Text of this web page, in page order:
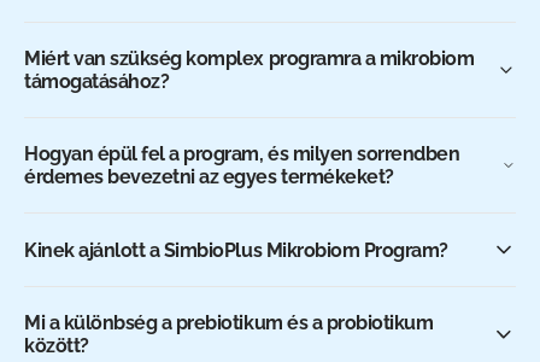
Miért van szükség komplex programra a mikrobiom
támogatásához?
Hogyan épül fel a program, és milyen sorrendben
érdemes bevezetni az egyes termékeket?
Kinek ajánlott a SimbioPlus Mikrobiom Program?
Mi a különbség a prebiotikum és a probiotikum
között?